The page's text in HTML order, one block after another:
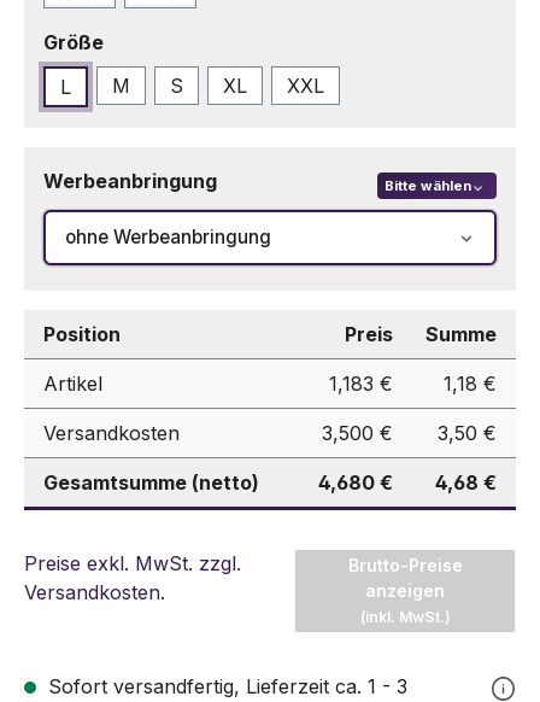
Größeauswählen
L
M S XL XXL
Werbeanbringung Bitte wählen
ohne Werbeanbringung
Position Preis Summe
Artikel 1,183 € 1,18 €
Versandkosten 3,500 € 3,50 €
Gesamtsumme (netto) 4,680 € 4,68 €
Preise exkl. MwSt. zzgl.
Versandkosten.
Brutto-Preise
anzeigen
(inkl. MwSt.)
Sofort versandfertig, Lieferzeit ca. 1 - 3